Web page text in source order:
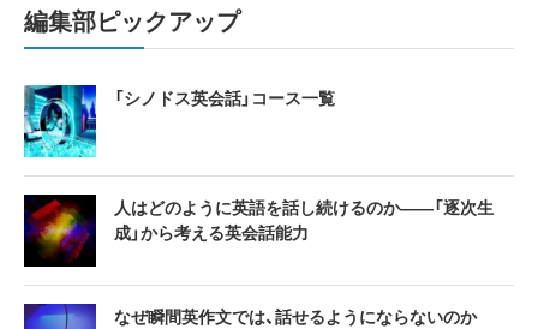
編集部ピックアップ
「シノドス英会話」コース一覧
人はどのように英語を話し続けるのか――「逐次生
成」から考える英会話能力
なぜ瞬間英作文では、話せるようにならないのか